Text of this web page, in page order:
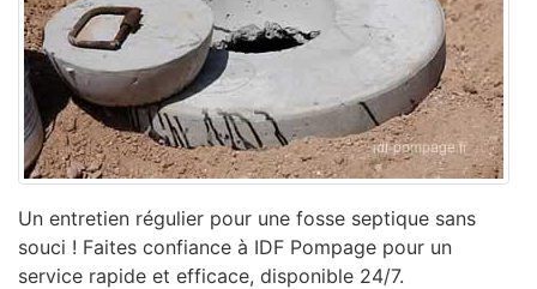
Un entretien régulier pour une fosse septique sans
souci ! Faites confiance à IDF Pompage pour un
service rapide et efficace, disponible 24/7.